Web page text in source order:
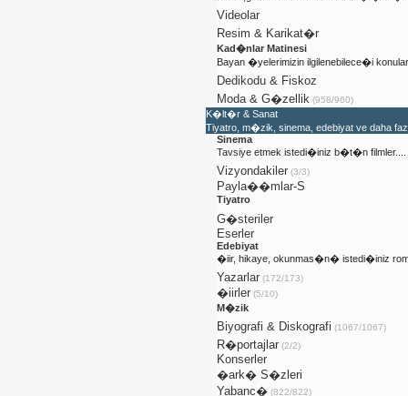
Videolar
Resim & Karikat�r
Kad�nlar Matinesi
Bayan �yelerimizin ilgilenebilece�i
Dedikodu & Fiskoz
Moda & G�zellik(958/960)
K�lt�r & Sanat
Tiyatro, m�zik, sinema, edebiyat ve daha
Sinema
Tavsiye etmek istedi�iniz b�t�n filmler....
Vizyondakiler(3/3)
Payla��mlar-S
Tiyatro
G�steriler
Eserler
Edebiyat
�iir, hikaye, okunmas�n� istedi�iniz
Yazarlar(172/173)
�iirler(5/10)
M�zik
Biyografi & Diskografi (1067/1067)
R�portajlar(2/2)
Konserler
�ark� S�zleri
Yabanc�(822/822)